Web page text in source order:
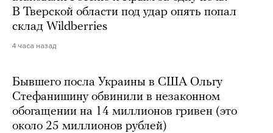
В Тверской области под удар опять попал
склад Wildberries
4 часа назад
Бывшего посла Украины в США Ольгу
Стефанишину обвинили в незаконном
обогащении на 14 миллионов гривен (это
около 25 миллионов рублей)